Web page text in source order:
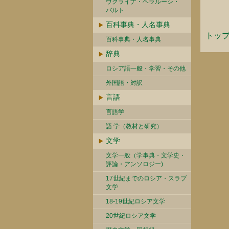
ウクライナ・ベラルーシ・
バルト
百科事典・人名事典
百科事典・人名事典
辞典
ロシア語一般・学習・その他
外国語・対訳
言語
言語学
語 学（教材と研究）
文学
文学一般（学事典・文学史・
評論・アンソロジー)
17世紀までのロシア・スラブ
文学
18-19世紀ロシア文学
20世紀ロシア文学
トッ